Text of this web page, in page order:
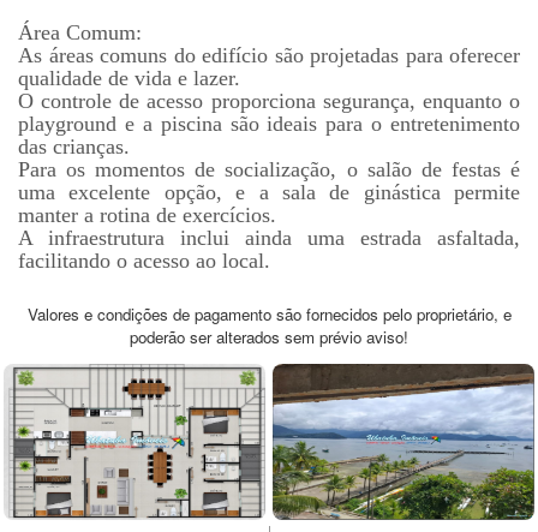
Área Comum:
As áreas comuns do edifício são projetadas para oferecer
qualidade de vida e lazer.
O controle de acesso proporciona segurança, enquanto o
playground e a piscina são ideais para o entretenimento
das crianças.
Para os momentos de socialização, o salão de festas é
uma excelente opção, e a sala de ginástica permite
manter a rotina de exercícios.
A infraestrutura inclui ainda uma estrada asfaltada,
facilitando o acesso ao local.
Valores e condições de pagamento são fornecidos pelo proprietário, e
poderão ser alterados sem prévio aviso!